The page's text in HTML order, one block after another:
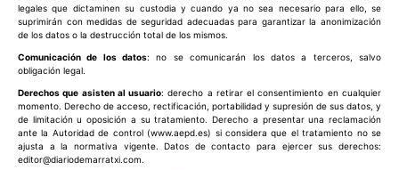
legales que dictaminen su custodia y cuando ya no sea necesario para ello, se
suprimirán con medidas de seguridad adecuadas para garantizar la anonimización
de los datos o la destrucción total de los mismos.
Comunicación de los datos: no se comunicarán los datos a terceros, salvo
obligación legal.
Derechos que asisten al usuario: derecho a retirar el consentimiento en cualquier
momento. Derecho de acceso, rectificación, portabilidad y supresión de sus datos, y
de limitación u oposición a su tratamiento. Derecho a presentar una reclamación
ante la Autoridad de control (www.aepd.es) si considera que el tratamiento no se
ajusta a la normativa vigente. Datos de contacto para ejercer sus derechos:
editor@diariodemarratxi.com.